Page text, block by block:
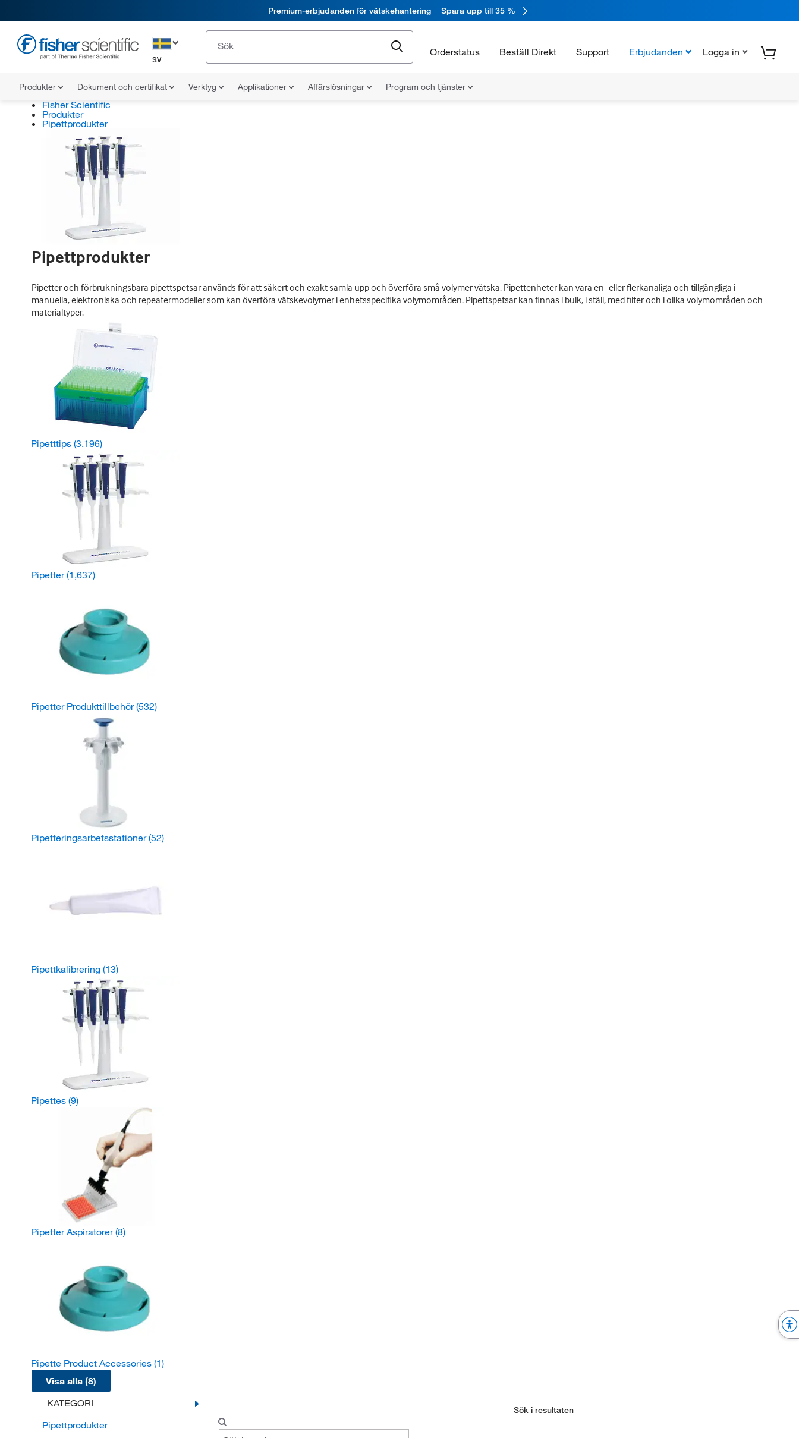
Premium-erbjudanden för vätskehantering Spara upp till 35 %
SV
Orderstatus Beställ Direkt Support Erbjudanden Logga in
Produkter Dokument och certifikat Verktyg Applikationer Affärslösningar Program och tjänster
Fisher Scientific
Produkter
Pipettprodukter
Pipettprodukter
Pipetter och förbrukningsbara pipettspetsar används för att säkert och exakt samla upp och överföra små volymer vätska. Pipettenheter kan vara en- eller flerkanaliga och tillgängliga i
manuella, elektroniska och repeatermodeller som kan överföra vätskevolymer i enhetsspecifika volymområden. Pipettspetsar kan finnas i bulk, i ställ, med filter och i olika volymområden och
materialtyper.
Pipetttips (3,196)
Pipetter(1,637)
Pipetter Produkttillbehör(532)
Pipetteringsarbetsstationer(52)
Pipettkalibrering (13)
Pipettes (9)
Pipetter Aspiratorer(8)
Pipette Product Accessories (1)
Visa alla (8)
KATEGORI
Pipettprodukter
Sök i resultaten